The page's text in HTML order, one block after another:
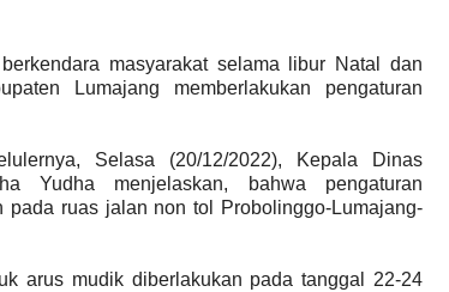
masyarakat selama libur Natal dan
Lumajang memberlakukan pengaturan
Selasa (20/12/2022), Kepala Dinas
Yudha menjelaskan, bahwa pengaturan
ruas jalan non tol Probolinggo-Lumajang-
arus mudik diberlakukan pada tanggal 22-24